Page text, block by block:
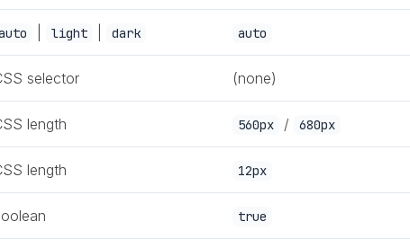
light dark auto
selector (none)
length 560px / 680px
length 12px
true